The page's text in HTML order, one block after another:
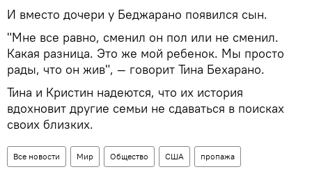
И вместо дочери у Беджарано появился сын.
"Мне все равно, сменил он пол или не сменил.
Какая разница. Это же мой ребенок. Мы просто
рады, что он жив", — говорит Тина Бехарано.
Тина и Кристин надеются, что их история
вдохновит другие семьи не сдаваться в поисках
своих близких.
Все новости Мир Общество США пропажа